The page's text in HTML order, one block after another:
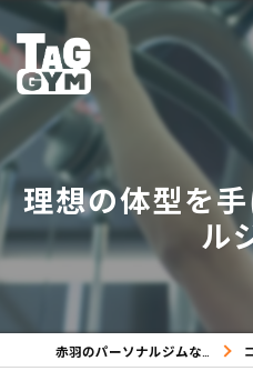
理想の体型を
ル
コ